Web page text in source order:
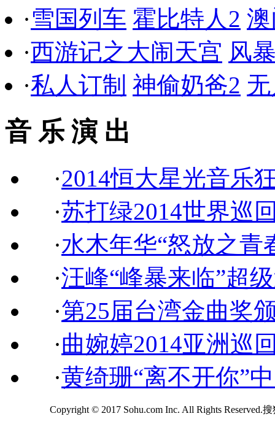
·雪国列车 霍比特人2
·西游记之大闹天宫 风
·私人订制 神偷奶爸2
音 乐 演 出
·2014恒大星光音乐
·苏打绿2014世界巡
·水木年华“怒放之青
·汪峰“峰暴来临”超
·第25届台湾金曲奖
·曲婉婷2014亚洲巡
·黄绮珊“离不开你”
Copyright © 2017 Sohu.com Inc. All Rights Reserved.